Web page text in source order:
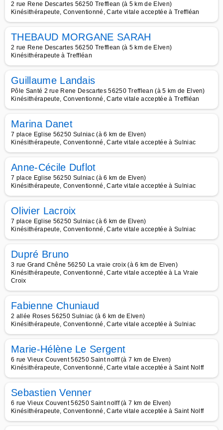
2 rue Rene Descartes 56250 Trefflean (à 5 km de Elven)
Kinésithérapeute, Conventionné, Carte vitale acceptée à Treffléan
THEBAUD MORGANE SARAH
2 rue Rene Descartes 56250 Trefflean (à 5 km de Elven)
Kinésithérapeute à Treffléan
Guillaume Landais
Pôle Santé 2 rue Rene Descartes 56250 Trefflean (à 5 km de Elven)
Kinésithérapeute, Conventionné, Carte vitale acceptée à Treffléan
Marina Danet
7 place Eglise 56250 Sulniac (à 6 km de Elven)
Kinésithérapeute, Conventionné, Carte vitale acceptée à Sulniac
Anne-Cécile Duflot
7 place Eglise 56250 Sulniac (à 6 km de Elven)
Kinésithérapeute, Conventionné, Carte vitale acceptée à Sulniac
Olivier Lacroix
7 place Eglise 56250 Sulniac (à 6 km de Elven)
Kinésithérapeute, Conventionné, Carte vitale acceptée à Sulniac
Dupré Bruno
3 rue Grand Chêne 56250 La vraie croix (à 6 km de Elven)
Kinésithérapeute, Conventionné, Carte vitale acceptée à La Vraie
Croix
Fabienne Chuniaud
2 allée Roses 56250 Sulniac (à 6 km de Elven)
Kinésithérapeute, Conventionné, Carte vitale acceptée à Sulniac
Marie-Hélène Le Sergent
6 rue Vieux Couvent 56250 Saint nolff (à 7 km de Elven)
Kinésithérapeute, Conventionné, Carte vitale acceptée à Saint Nolff
Sebastien Venner
6 rue Vieux Couvent 56250 Saint nolff (à 7 km de Elven)
Kinésithérapeute, Conventionné, Carte vitale acceptée à Saint Nolff